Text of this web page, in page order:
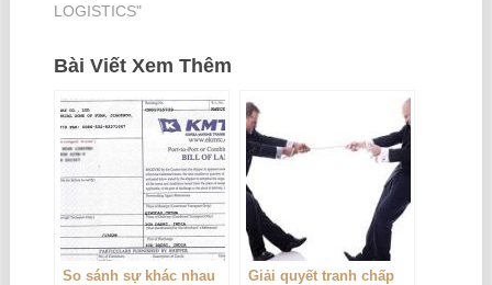
LOGISTICS"
Bài Viết Xem Thêm
So sánh sự khác nhau
Giải quyết tranh chấp